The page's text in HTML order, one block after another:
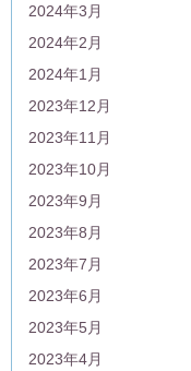
2024年3月
2024年2月
2024年1月
2023年12月
2023年11月
2023年10月
2023年9月
2023年8月
2023年7月
2023年6月
2023年5月
2023年4月